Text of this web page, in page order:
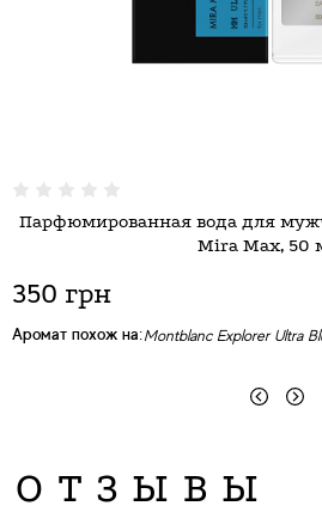
Парфюмированная вода для
Mira Max, 50
350 грн
Аромат похож на:Montblanc Explorer Ultra
ОТЗЫВЫ